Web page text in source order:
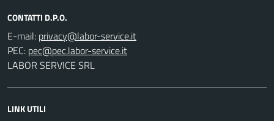
CONTATTI D.P.O.
E-mail:
PEC:
LABOR SERVICE SRL
LINK UTILI